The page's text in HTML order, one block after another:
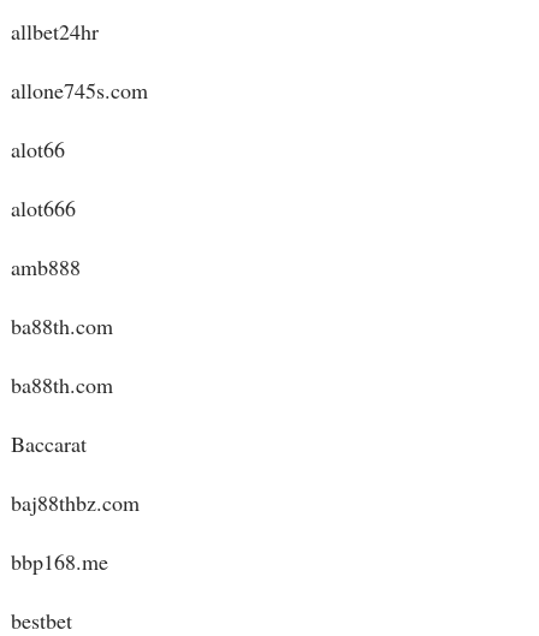
allbet24hr
allone745s.com
alot66
alot666
amb888
ba88th.com
ba88th.com
Baccarat
baj88thbz.com
bbp168.me
bestbet